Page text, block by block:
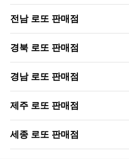
전남 로또 판매점
경북 로또 판매점
경남 로또 판매점
제주 로또 판매점
세종 로또 판매점